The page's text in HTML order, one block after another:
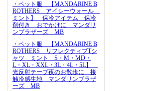
・ペット服 【MANDARINE B
ROTHERS アイシーウォール
ミント】 保冷アイテム 保冷
剤付き おでかけに マンダリ
ンブラザーズ MB
・ペット服 【MANDARINE B
ROTHERS リフレクティブTシ
ャツ ミント S・M・MD・
L・XL・XXL・3L・4L・5L】
光反射テープ夜のお散歩に 接
触冷感生地 マンダリンブラザ
ーズ MB